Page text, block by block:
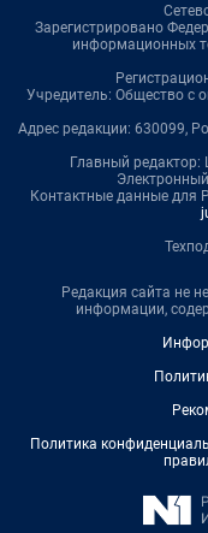
Зарегистрировано
информационных
Учредитель: Общество с
Адрес редакции: 630099,
Главный
Контактные данные для
Редакция сайта не
информации,
Политика